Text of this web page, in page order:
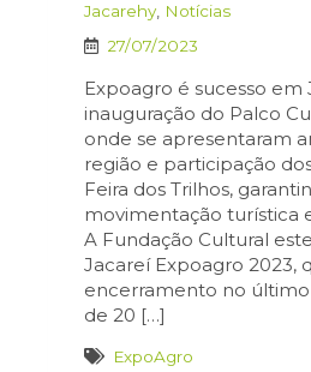
Jacarehy Notícias
27/07/2023
Expoagro é sucesso em
inauguração do Palco
onde se apresentaram
região e participação
Feira dos Trilhos,
movimentação turística
A Fundação Cultural
Jacareí Expoagro 2023,
encerramento no
de 20 […]
ExpoAgro